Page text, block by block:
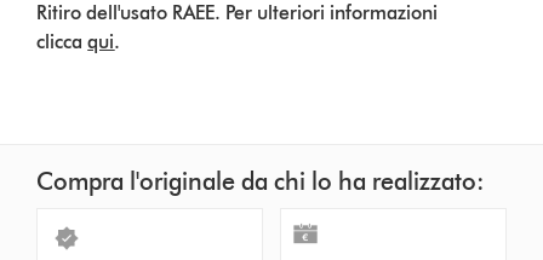
Ritiro dell'usato RAEE. Per ulteriori informazioni
cliccaqui.
Compra l'originale da chi lo ha realizzato: